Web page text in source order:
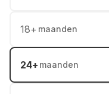
18+ maanden
24+ maanden